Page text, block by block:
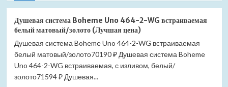
цена)
система
Boheme
Uno
468-
B
черный
матовый
Душевая система Boheme Uno 464-2-WG встраиваемая
белый матовый/золото (Лучшая цена)
Душевая система Boheme Uno 464-2-WG встраиваемая
белый матовый/золото70190 ₽ Душевая система Boheme
Uno 464-2-WG встраиваемая, с изливом, белый/
золото71594 ₽ Душевая...